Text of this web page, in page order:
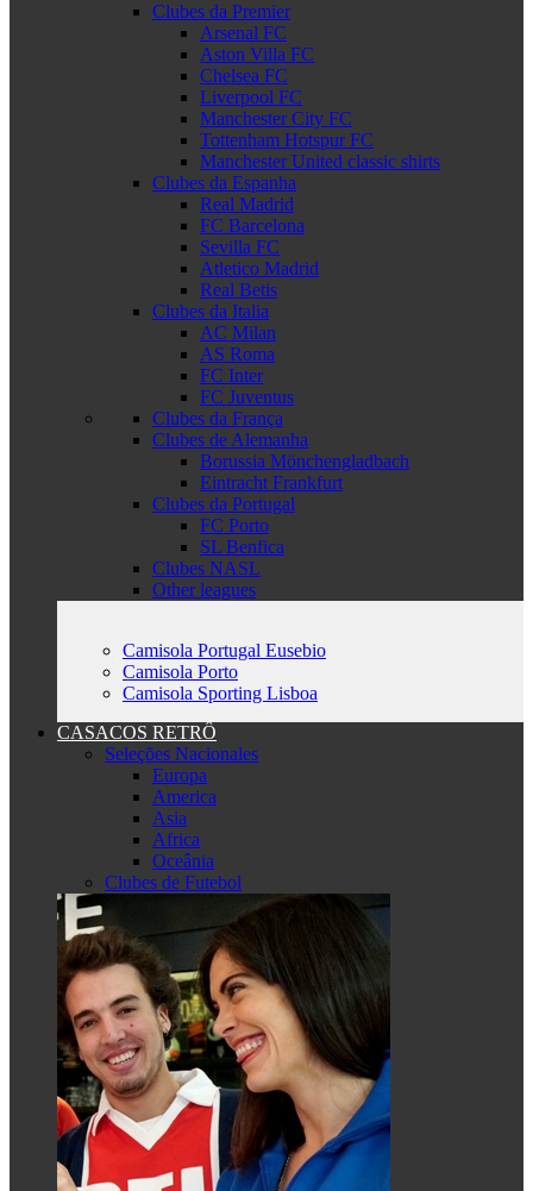
Clubes da Premier
Arsenal FC
Aston Villa FC
Chelsea FC
Liverpool FC
Manchester City FC
Tottenham Hotspur FC
Manchester United classic shirts
Clubes da Espanha
Real Madrid
FC Barcelona
Sevilla FC
Atletico Madrid
Real Betis
Clubes da Italia
AC Milan
AS Roma
FC Inter
FC Juventus
Clubes da França
Clubes de Alemanha
Borussia Mönchengladbach
Eintracht Frankfurt
Clubes da Portugal
FC Porto
SL Benfica
Clubes NASL
Other leagues
Camisola Portugal Eusebio
Camisola Porto
Camisola Sporting Lisboa
CASACOS RETRÔ
Seleções Nacionales
Europa
America
Asia
Africa
Oceânia
Clubes de Futebol